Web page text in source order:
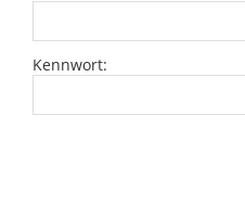
Kennwort: